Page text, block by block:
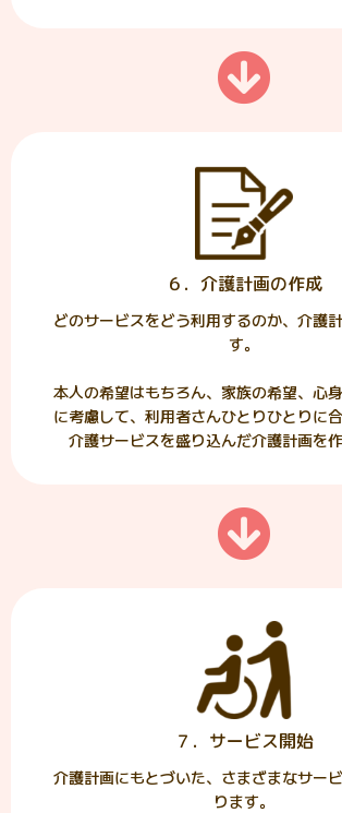
６．介護計画の作成
どのサービスをどう利用するのか、介護
す。
本人の希望はもちろん、家族の希望、心
に考慮して、利用者さんひとりひとりに
介護サービスを盛り込んだ介護計画を作
７．サービス開始
介護計画にもとづいた、さまざまなサー
ります。